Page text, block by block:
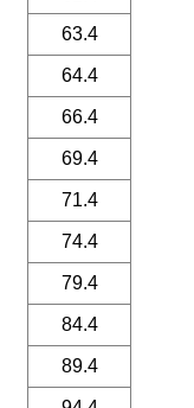
63.4
64.4
66.4
69.4
71.4
74.4
79.4
84.4
89.4